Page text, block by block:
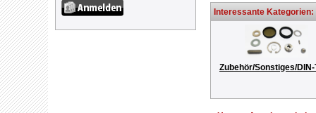
Interessante Kategorien:
Zubehör/Sonstiges/DIN-